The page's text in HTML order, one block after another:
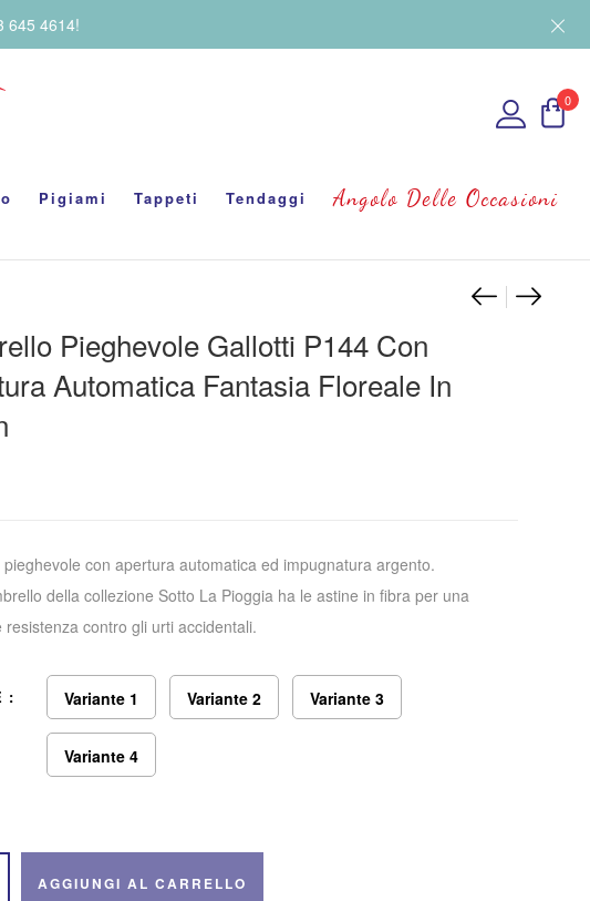
645 4614!
0
Pigiami Tappeti Tendaggi Angolo Delle Occasioni
Pieghevole Gallotti P144 Con
Automatica Fantasia Floreale In
con apertura automatica ed impugnatura argento.
della collezione Sotto La Pioggia ha le astine in fibra per una
resistenza contro gli urti accidentali.
Variante 1 Variante 2 Variante 3
Variante 4
AGGIUNGI AL CARRELLO